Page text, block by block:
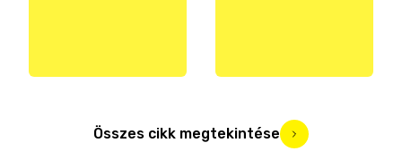
Összes cikk megtekintése